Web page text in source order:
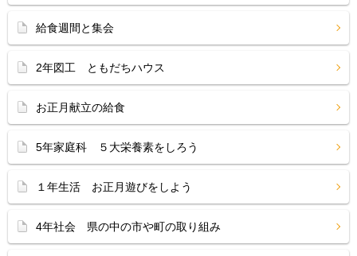
給食週間と集会
2年図工 ともだちハウス
お正月献立の給食
5年家庭科 ５大栄養素をしろう
１年生活 お正月遊びをしよう
4年社会 県の中の市や町の取り組み